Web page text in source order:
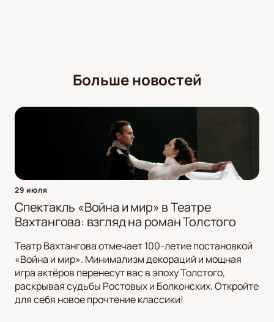
Больше новостей
29 июля
Спектакль «Война и мир» в Театре
Вахтангова: взгляд на роман Толстого
Театр Вахтангова отмечает 100-летие постановкой
«Война и мир». Минимализм декораций и мощная
игра актёров перенесут вас в эпоху Толстого,
раскрывая судьбы Ростовых и Болконских. Откройте
для себя новое прочтение классики!